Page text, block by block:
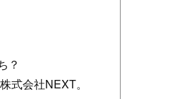
？
式会社NEXT。